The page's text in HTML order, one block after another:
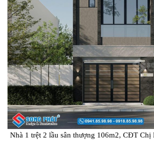
Nhà 1 trệt 2 lầu sân thượng 106m2, CĐT Chị